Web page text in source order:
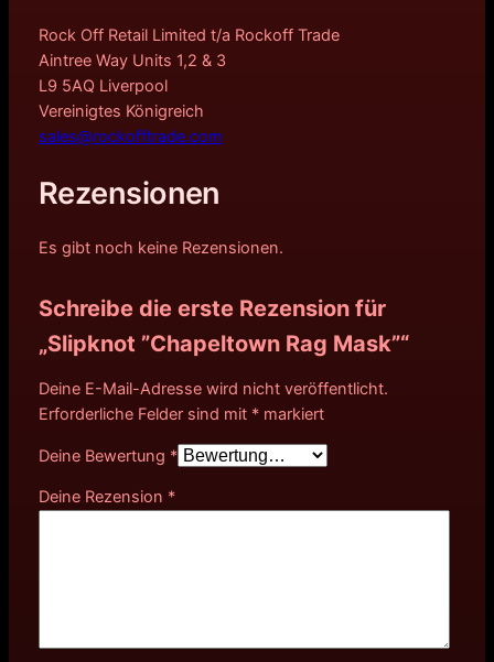
Rock Off Retail Limited t/a Rockoff Trade
Aintree Way Units 1,2 & 3
L9 5AQ Liverpool
Vereinigtes Königreich
sales@rockofftrade.com
Rezensionen
Es gibt noch keine Rezensionen.
Schreibe die erste Rezension für
„Slipknot ”Chapeltown Rag Mask”“
Deine E-Mail-Adresse wird nicht veröffentlicht.
Erforderliche Felder sind mit *markiert
Deine Bewertung *
Deine Rezension *